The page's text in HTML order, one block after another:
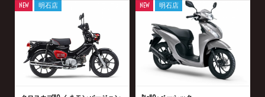
NEW 明石店 NEW 明石店